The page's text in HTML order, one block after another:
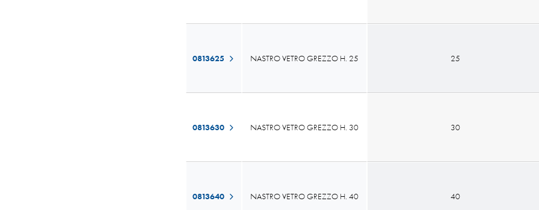
0813625 NASTRO VETRO GREZZO H. 25
0813630 NASTRO VETRO GREZZO H. 30
0813640 NASTRO VETRO GREZZO H. 40
25
30
40